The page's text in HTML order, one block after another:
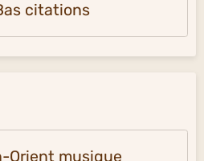
citations
Orient musique